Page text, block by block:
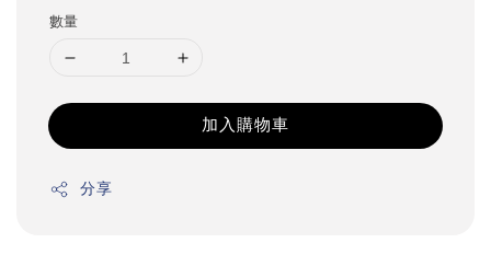
數量
加入購物車
分享